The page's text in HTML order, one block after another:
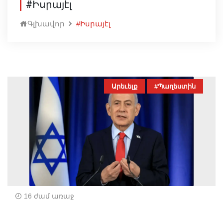
#Իսրայէլ
Գլխավոր #Իսրայէլ
Արեւելք #Պաղեստին
16 ժամ առաջ